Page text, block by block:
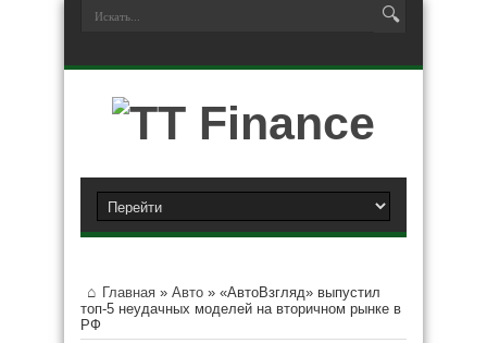
Главная » Авто » «АвтоВзгляд» выпустил
топ-5 неудачных моделей на вторичном рынке в
РФ